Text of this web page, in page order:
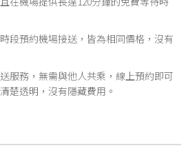
段預約機場接送，皆為相同價格，沒有
服務，無需與他人共乘，線上預約即可
楚透明，沒有隱藏費用。